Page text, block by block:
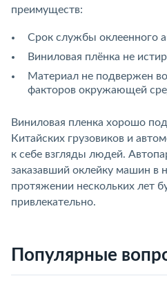
преимуществ:
Срок службы оклеенного
Виниловая плёнка не
Материал не подвержен
факторов окружающей
Виниловая пленка хорошо
Китайских грузовиков и
к себе взгляды людей.
заказавший оклейку машин в
протяжении нескольких лет
привлекательно.
Популярные